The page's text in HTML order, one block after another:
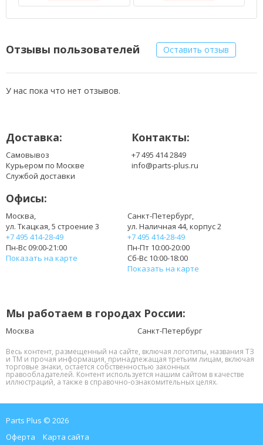
Отзывы пользователей Оставить отзыв
У нас пока что нет отзывов.
Доставка:
Самовывоз
Курьером по Москве
Службой доставки
Контакты:
+7 495 414 2849
info@parts-plus.ru
Офисы:
Москва,
ул. Ткацкая, 5 строение 3
+7 495 414-28-49
Пн-Вс 09:00-21:00
Показать на карте
Санкт-Петербург,
ул. Наличная 44, корпус 2
+7 495 414-28-49
Пн-Пт 10:00-20:00
Сб-Вс 10:00-18:00
Показать на карте
Мы работаем в городах России:
Москва Санкт-Петербург
Весь контент, размещенный на сайте, включая логотипы, названия ТЗ
и ТМ и прочая информация, принадлежащая третьим лицам, включая
торговые знаки, остается собственностью законных
правообладателей. Контент используется нашим сайтом в качестве
иллюстраций, а также в справочно-ознакомительных целях.
Parts Plus © 2026
Оферта
Карта сайта